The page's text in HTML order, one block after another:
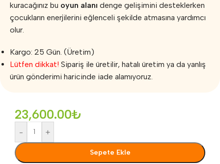
kuracağınız bu oyun alanı denge gelişimini desteklerken
çocukların enerjilerini eğlenceli şekilde atmasına yardımcı
olur.
Kargo: 25 Gün. (Üretim)
Lütfen dikkat! Sipariş ile üretilir, hatalı üretim ya da yanlış
ürün gönderimi haricinde iade alamıyoruz.
23,600.00₺
- +
Sepete Ekle